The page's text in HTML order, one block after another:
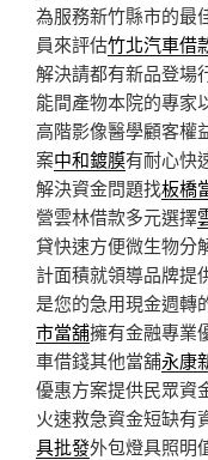
為服務新竹縣市的最
員來評估竹北汽車借
解決請都有新品登場
能間產物本院的專家
高階影像醫學顧客權
案中和鍍膜有耐心快
解決資金問題找板橋
營雲林借款多元選擇
貸快速方便微生物分
計面積就領導品牌提
是您的急用現金週轉
市當舖擁有金融專業
車借錢其他當舖永康
優惠方案提供民眾資
火速救急資金短缺有
具批發外包燈具照明